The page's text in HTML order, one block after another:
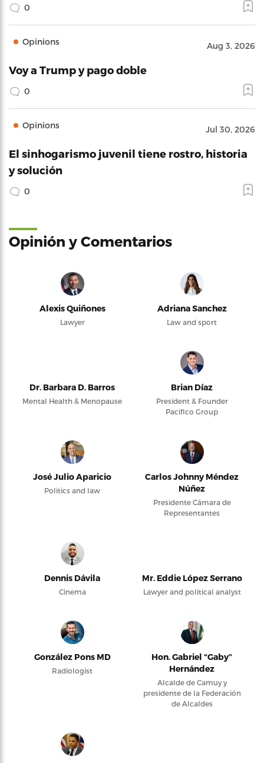
0
Opinions Aug 3, 2026
Voy a Trump y pago doble
0
Opinions Jul 30, 2026
El sinhogarismo juvenil tiene rostro, historia
y solución
0
Opinión y Comentarios
Alexis Quiñones
Lawyer
Adriana Sanchez
Law and sport
Dr. Barbara D. Barros
Mental Health & Menopause
Brian Díaz
President & Founder
Pacifico Group
José Julio Aparicio
Politics and law
Carlos Johnny Méndez
Núñez
Presidente Cámara de
Representantes
Dennis Dávila
Cinema
Mr. Eddie López Serrano
Lawyer and political analyst
González Pons MD
Radiologist
Hon. Gabriel “Gaby”
Hernández
Alcalde de Camuy y
presidente de la Federación
de Alcaldes